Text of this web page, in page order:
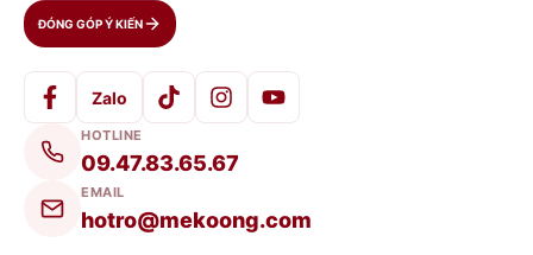
ĐÓNG GÓP Ý KIẾN
Zalo
HOTLINE
09.47.83.65.67
EMAIL
hotro@mekoong.com